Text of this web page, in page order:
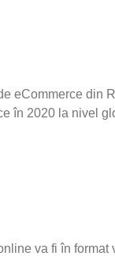
eCommerce din
în 2020 la nivel
va fi în format